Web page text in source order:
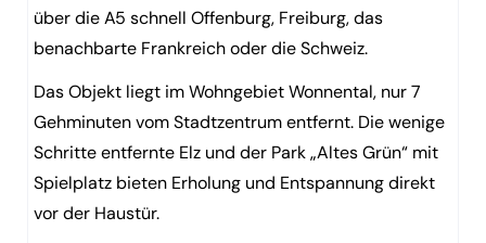
über die A5 schnell Offenburg, Freiburg, das
benachbarte Frankreich oder die Schweiz.
Das Objekt liegt im Wohngebiet Wonnental, nur 7
Gehminuten vom Stadtzentrum entfernt. Die wenige
Schritte entfernte Elz und der Park „Altes Grün“ mit
Spielplatz bieten Erholung und Entspannung direkt
vor der Haustür.